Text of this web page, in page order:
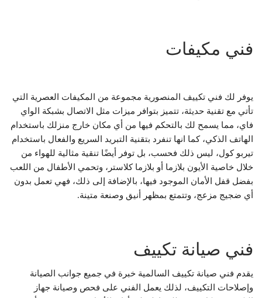
فني مكيفات
يوفر لك فني تكييف المنصورية مجموعة من المكيفات العصرية التي
تأتي مع تقنية حديثة، تتميز بتوافر ميزات مثل الاتصال بشبكة الواي
فاي، مما يسمح لك بالتحكم فيها من أي مكان خارج منزلك باستخدام
الهاتف الذكي، كما انها تنفرد بتقنية التبريد السريع والفعال باستخدام
تيربو كول، ليس ذلك فحسب، بل توفر أيضًا تنقية مثالية للهواء من
خلال خاصية الأيون بلازما أو بلازما كلاستر، وتحمي الأطفال من اللعب
بفضل قفل الأمان الموجود فيها، بالإضافة إلى ذلك، فهي تعمل بدون
أي ضجيج مزعج، وتتمتع بمظهر أنيق وصنعة متينة.
فني صيانة تكييف
يقدم فني صيانة تكييف السالمية خبرة في جميع جوانب الصيانة
وإصلاحات التكييف، لذلك يعمل الفني على فحص وصيانة جهاز